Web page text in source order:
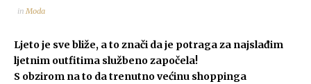
in Moda
Ljeto je sve bliže, a to znači da je potraga za najslađim
ljetnim outfitima službeno započela!
S obzirom na to da trenutno većinu shoppinga